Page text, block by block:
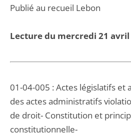
Publié au recueil Lebon
Lecture du mercredi 21 avril
01-04-005 : Actes législatifs et
des actes administratifs
de droit- Constitution et
constitutionnelle-